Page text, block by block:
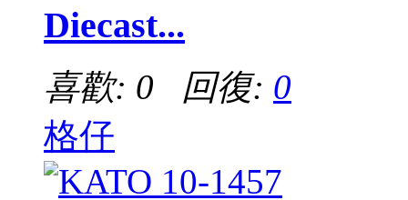
Diecast...
喜歡: 0 回復: 0
格仔